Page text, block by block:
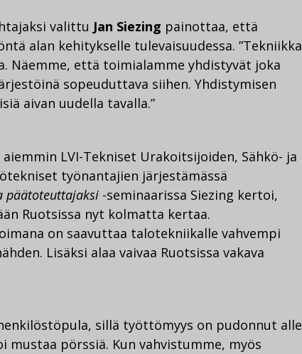
valittu Jan Siezing painottaa, että
alan kehitykselle tulevaisuudessa. ”Tekniikka
Näemme, että toimialamme yhdistyvät joka
sopeuduttava siihen. Yhdistymisen
aivan uudella tavalla.”
LVI-Tekniset Urakoitsijoiden, Sähkö- ja
työnantajien järjestämässä
päätoteuttajaksi -seminaarissa Siezing kertoi,
Ruotsissa nyt kolmatta kertaa.
on saavuttaa talotekniikalle vahvempi
Lisäksi alaa vaivaa Ruotsissa vakava
sillä työttömyys on pudonnut alle
mustaa pörssiä. Kun vahvistumme, myös